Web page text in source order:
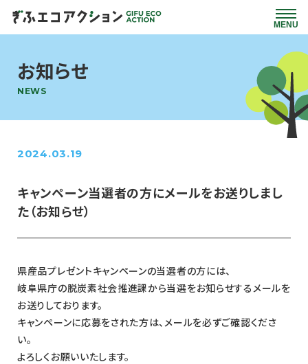
お知らせ
NEWS
2024.03.19
キャンペーン当選者の方にメールをお送りしまし
た（お知らせ）
県産品プレゼントキャンペーンの当選者の方には、
岐阜県庁の脱炭素社会推進課から当選をお知らせするメールを
お送りしております。
キャンペーンに応募をされた方は、メールを必ずご確認くださ
い。
よろしくお願いいたします。